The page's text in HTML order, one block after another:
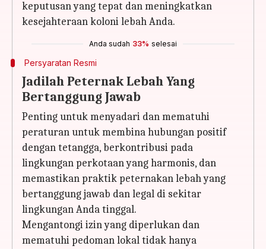
keputusan yang tepat dan meningkatkan
kesejahteraan koloni lebah Anda.
Anda sudah 33% selesai
Persyaratan Resmi
Jadilah Peternak Lebah Yang
Bertanggung Jawab
Penting untuk menyadari dan mematuhi
peraturan untuk membina hubungan positif
dengan tetangga, berkontribusi pada
lingkungan perkotaan yang harmonis, dan
memastikan praktik peternakan lebah yang
bertanggung jawab dan legal di sekitar
lingkungan Anda tinggal.
Mengantongi izin yang diperlukan dan
mematuhi pedoman lokal tidak hanya